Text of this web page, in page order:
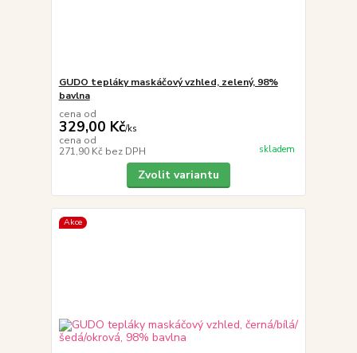
GUDO tepláky maskáčový vzhled, zelený, 98%
bavlna
cena od
329,00 Kč/ks
cena od
271,90 Kč bez DPH skladem
Zvolit variantu
Akce